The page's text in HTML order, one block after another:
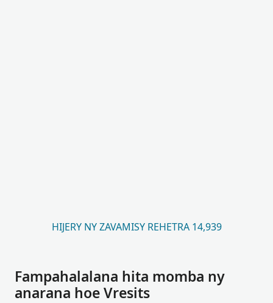
HIJERY NY ZAVAMISY REHETRA 14,939
Fampahalalana hita momba ny
anarana hoe Vresits